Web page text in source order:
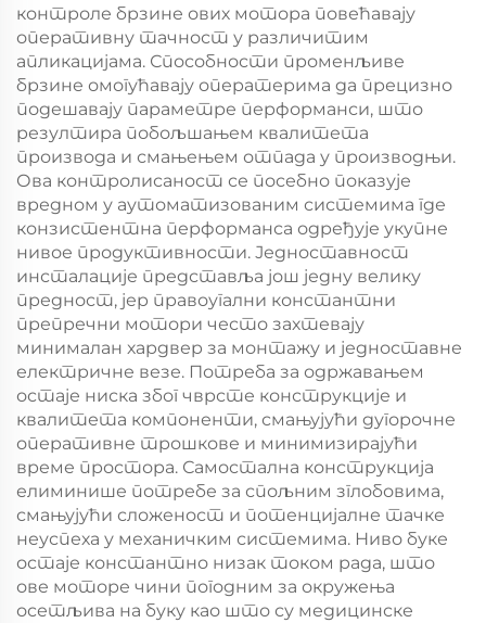
контроле брзине ових мотора повећавају
оперативну тачност у различитим
апликацијама. Способности променљиве
брзине омогућавају оператерима да прецизно
подешавају параметре перформанси, што
резултира побољшањем квалитета
производа и смањењем отпада у производњи.
Ова контролисаност се посебно показује
вредном у аутоматизованим системима где
конзистентна перформанса одређује укупне
нивое продуктивности. Једноставност
инсталације представља још једну велику
предност, јер правоугални константни
препречни мотори често захтевају
минималан хардвер за монтажу и једноставне
електричне везе. Потреба за одржавањем
остаје ниска због чврсте конструкције и
квалитета компоненти, смањујући дугорочне
оперативне трошкове и минимизирајући
време простора. Самостална конструкција
елиминише потребе за спољним зглобовима,
смањујући сложеност и потенцијалне тачке
неуспеха у механичким системима. Ниво буке
остаје константно низак током рада, што
ове моторе чини погодним за окружења
осетљива на буку као што су медицинске